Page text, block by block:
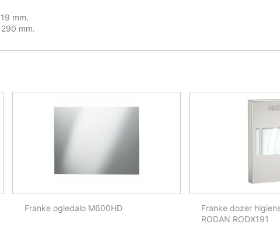
mm.
mm.
Franke ogledalo M600HD
Franke dozer
RODAN RODX191